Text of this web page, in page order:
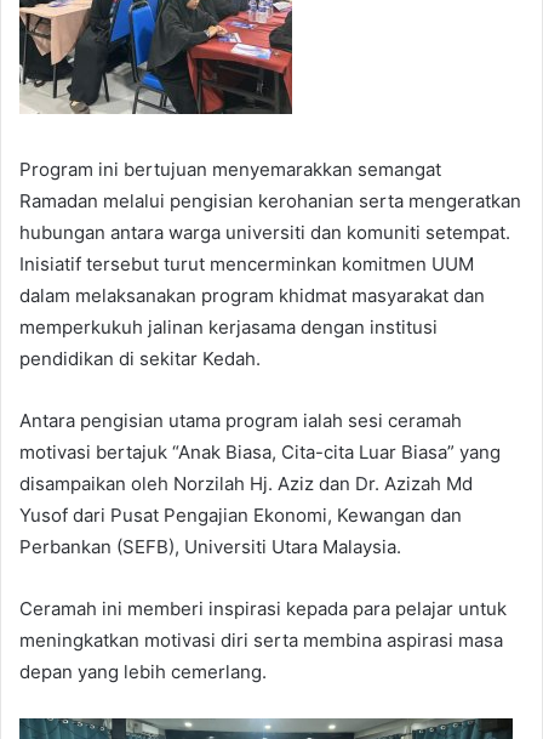
Program ini bertujuan menyemarakkan semangat
Ramadan melalui pengisian kerohanian serta mengeratkan
hubungan antara warga universiti dan komuniti setempat.
Inisiatif tersebut turut mencerminkan komitmen UUM
dalam melaksanakan program khidmat masyarakat dan
memperkukuh jalinan kerjasama dengan institusi
pendidikan di sekitar Kedah.
Antara pengisian utama program ialah sesi ceramah
motivasi bertajuk “Anak Biasa, Cita-cita Luar Biasa” yang
disampaikan oleh Norzilah Hj. Aziz dan Dr. Azizah Md
Yusof dari Pusat Pengajian Ekonomi, Kewangan dan
Perbankan (SEFB), Universiti Utara Malaysia.
Ceramah ini memberi inspirasi kepada para pelajar untuk
meningkatkan motivasi diri serta membina aspirasi masa
depan yang lebih cemerlang.